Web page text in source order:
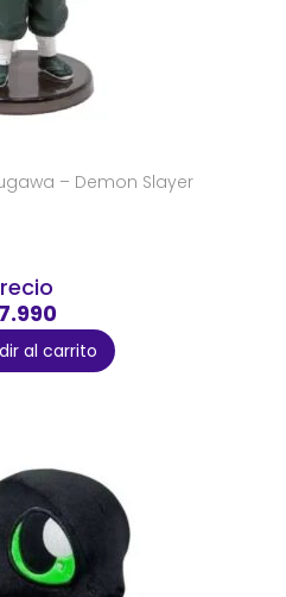
– Demon Slayer
al carrito